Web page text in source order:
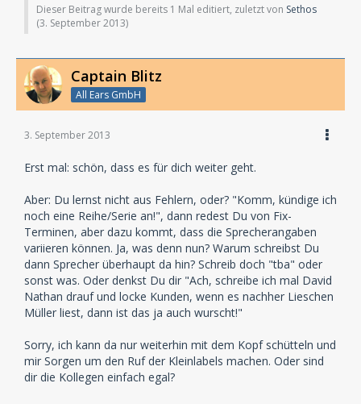
Dieser Beitrag wurde bereits 1 Mal editiert, zuletzt von Sethos
(3. September 2013)
Captain Blitz
All Ears GmbH
3. September 2013
Erst mal: schön, dass es für dich weiter geht.
Aber: Du lernst nicht aus Fehlern, oder? "Komm, kündige ich
noch eine Reihe/Serie an!", dann redest Du von Fix-
Terminen, aber dazu kommt, dass die Sprecherangaben
variieren können. Ja, was denn nun? Warum schreibst Du
dann Sprecher überhaupt da hin? Schreib doch "tba" oder
sonst was. Oder denkst Du dir "Ach, schreibe ich mal David
Nathan drauf und locke Kunden, wenn es nachher Lieschen
Müller liest, dann ist das ja auch wurscht!"
Sorry, ich kann da nur weiterhin mit dem Kopf schütteln und
mir Sorgen um den Ruf der Kleinlabels machen. Oder sind
dir die Kollegen einfach egal?